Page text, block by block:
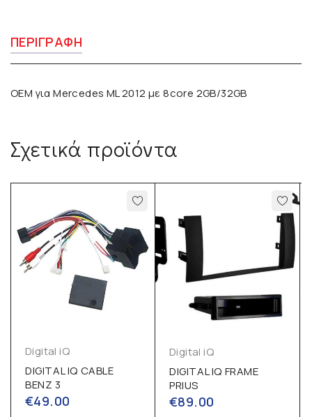
ΠΕΡΙΓΡΑΦΉ
OEM για Mercedes ML 2012 με 8core 2GB/32GB
Σχετικά προϊόντα
Digital iQ
DIGITAL IQ CABLE
BENZ 3
€49.00
Digital iQ
DIGITAL IQ FRAME
PRIUS
€89.00